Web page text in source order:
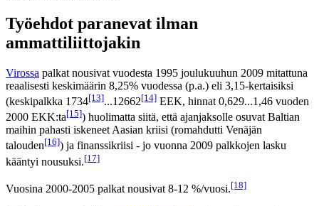
Työehdot paranevat ilman
ammattiliittojakin
Virossa palkat nousivat vuodesta 1995 joulukuuhun 2009 mitattuna
reaalisesti keskimäärin 8,25% vuodessa (p.a.) eli 3,15-kertaisiksi
(keskipalkka 1734[13]...12662[14] EEK, hinnat 0,629...1,46 vuoden
2000 EKK:ta[15]) huolimatta siitä, että ajanjaksolle osuvat Baltian
maihin pahasti iskeneet Aasian kriisi (romahdutti Venäjän
talouden[16]) ja finanssikriisi - jo vuonna 2009 palkkojen lasku
kääntyi nousuksi.[17]
Vuosina 2000-2005 palkat nousivat 8-12 %/vuosi.[18]